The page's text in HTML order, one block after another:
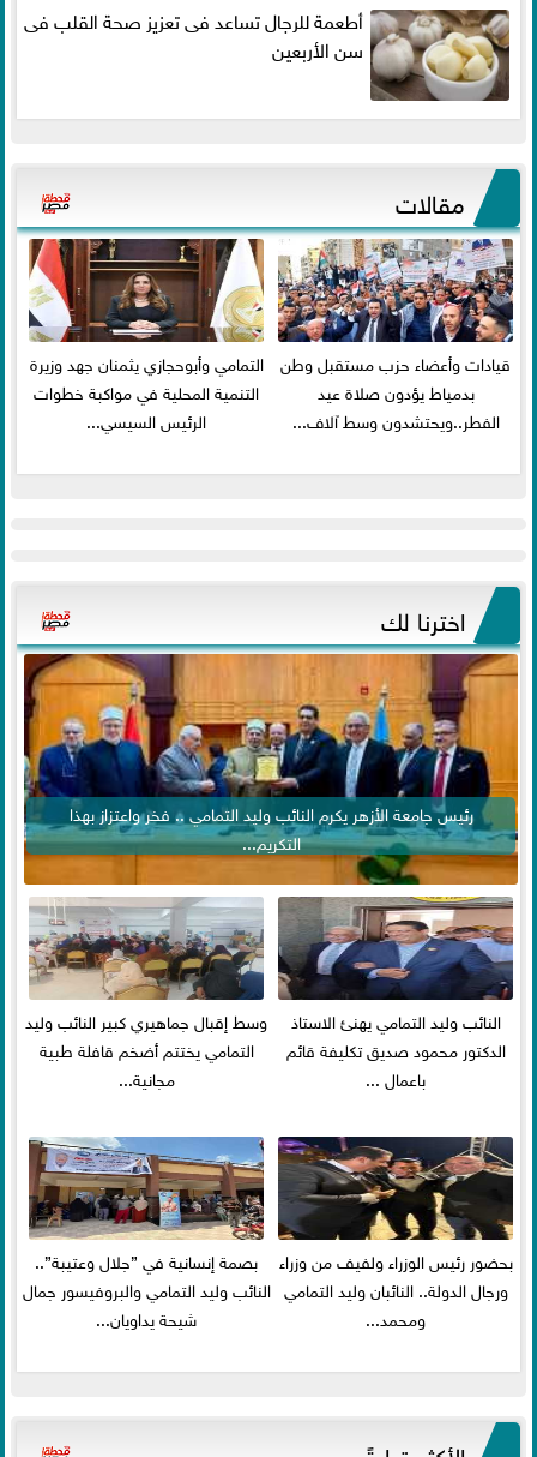
أطعمة للرجال تساعد فى تعزيز صحة القلب فى
سن الأربعين
مقالات
قيادات وأعضاء حزب مستقبل وطن
بدمياط يؤدون صلاة عيد
الفطر..ويحتشدون وسط آلاف...
التمامي وأبوحجازي يثمنان جهد وزيرة
التنمية المحلية في مواكبة خطوات
الرئيس السيسي...
اخترنا لك
رئيس جامعة الأزهر يكرم النائب وليد التمامي .. فخر واعتزاز بهذا
التكريم...
النائب وليد التمامي يهنئ الاستاذ
الدكتور محمود صديق تكليفة قائم
باعمال ...
وسط إقبال جماهيري كبير النائب وليد
التمامي يختتم أضخم قافلة طبية
مجانية...
بحضور رئيس الوزراء ولفيف من وزراء
ورجال الدولة.. النائبان وليد التمامي
ومحمد...
بصمة إنسانية في ”جلال وعتيبة”..
النائب وليد التمامي والبروفيسور جمال
شيحة يداويان...